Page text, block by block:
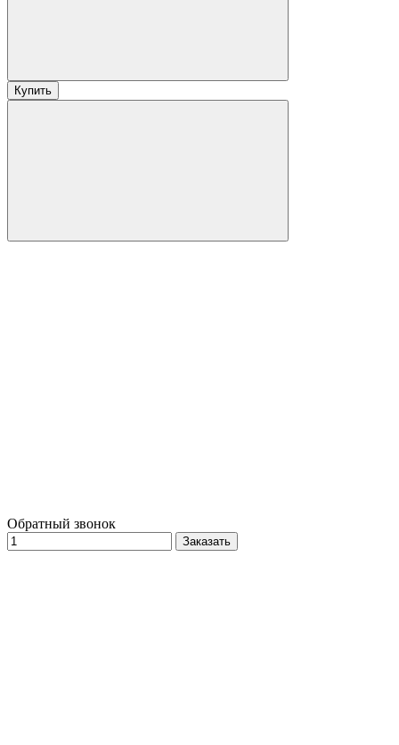
Купить
Обратный звонок
Заказать